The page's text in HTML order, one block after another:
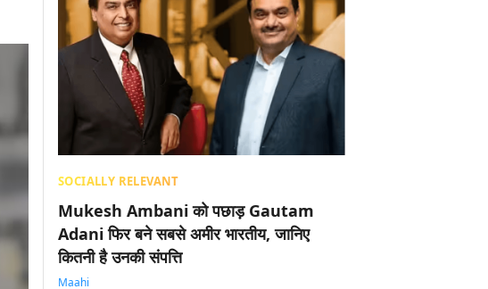
SOCIALLY RELEVANT
Mukesh Ambani को पछाड़ Gautam
Adani फिर बने सबसे अमीर भारतीय, जानिए
कितनी है उनकी संपत्ति
Maahi